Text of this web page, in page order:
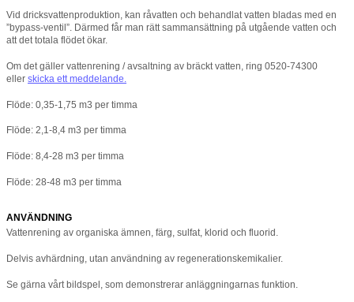
Vid dricksvattenproduktion, kan råvatten och behandlat vatten bladas med en
”bypass-ventil”. Därmed får man rätt sammansättning på utgående vatten och
att det totala flödet ökar.
Om det gäller vattenrening / avsaltning av bräckt vatten, ring 0520-74300
eller skicka ett meddelande.
Flöde: 0,35-1,75 m3 per timma
Flöde: 2,1-8,4 m3 per timma
Flöde: 8,4-28 m3 per timma
Flöde: 28-48 m3 per timma
ANVÄNDNING
Vattenrening av organiska ämnen, färg, sulfat, klorid och fluorid.
Delvis avhärdning, utan användning av regenerationskemikalier.
Se gärna vårt bildspel, som demonstrerar anläggningarnas funktion.